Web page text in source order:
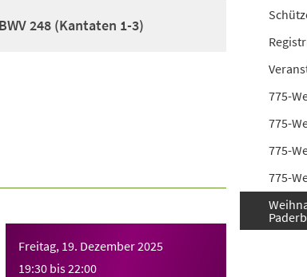
248 (Kantaten 1-3)
Freitag, 19. Dezember 2025
19:30 bis22:00
775-
775-
775-
775-